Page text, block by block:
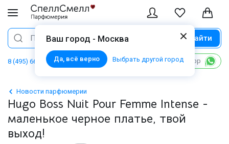
Ваш город - Москва
Да, всё верно Выбрать другой город
Поиск Найти
8 (495) 668 06 02 Написать в WhatsApp
Новости парфюмерии
Hugo Boss Nuit Pour Femme Intense -
маленькое черное платье, твой
выход!